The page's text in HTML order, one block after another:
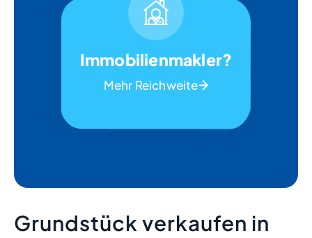
Immobilienmakler?
Mehr Reichweite
Grundstück verkaufen in